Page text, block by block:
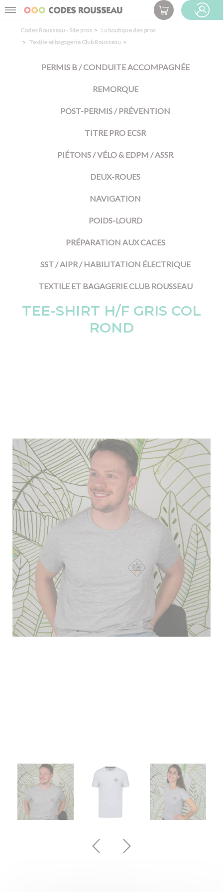
Menu
Codes Rousseau - Site pros
La boutique des pros
Textile et bagagerie Club Rousseau
PERMIS B / CONDUITE ACCOMPAGNÉE
REMORQUE
POST-PERMIS / PRÉVENTION
TITRE PRO ECSR
PIÉTONS / VÉLO & EDPM / ASSR
DEUX-ROUES
NAVIGATION
POIDS-LOURD
PRÉPARATION AUX CACES
SST / AIPR / HABILITATION ÉLECTRIQUE
TEXTILE ET BAGAGERIE CLUB ROUSSEAU
TEE-SHIRT H/F GRIS COL
ROND
Panneau de gestion des cookies